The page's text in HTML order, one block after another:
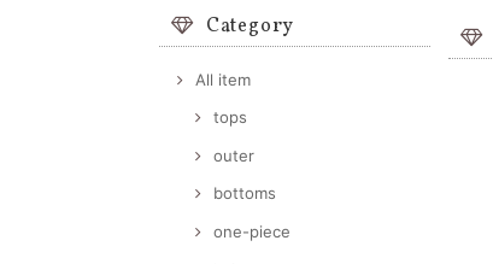
Category
All item
tops
outer
bottoms
one-piece